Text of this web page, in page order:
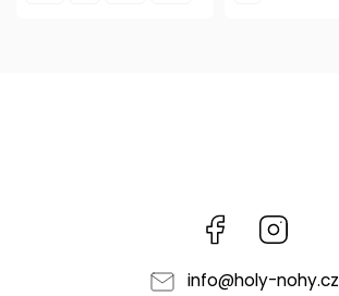
Facebook
info@holy-nohy.cz